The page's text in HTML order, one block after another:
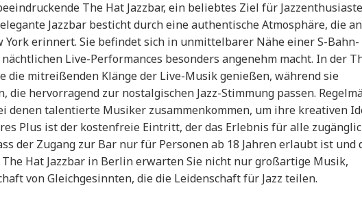
The Hat Jazzbar, ein beliebtes Ziel für
Jazzbar besticht durch eine authentische Atmosphäre, die
York erinnert. Sie befindet sich in unmittelbarer Nähe einer S-Bahn-
Live-Performances besonders angenehm macht. In der
die mitreißenden Klänge der Live-Musik genießen, während sie
die hervorragend zur nostalgischen Jazz-Stimmung passen.
denen talentierte Musiker zusammenkommen, um ihre kreativen
Plus ist der kostenfreie Eintritt, der das Erlebnis für alle
der Zugang zur Bar nur für Personen ab 18 Jahren erlaubt ist und
Hat Jazzbar in Berlin erwarten Sie nicht nur großartige Musik,
von Gleichgesinnten, die die Leidenschaft für Jazz teilen.